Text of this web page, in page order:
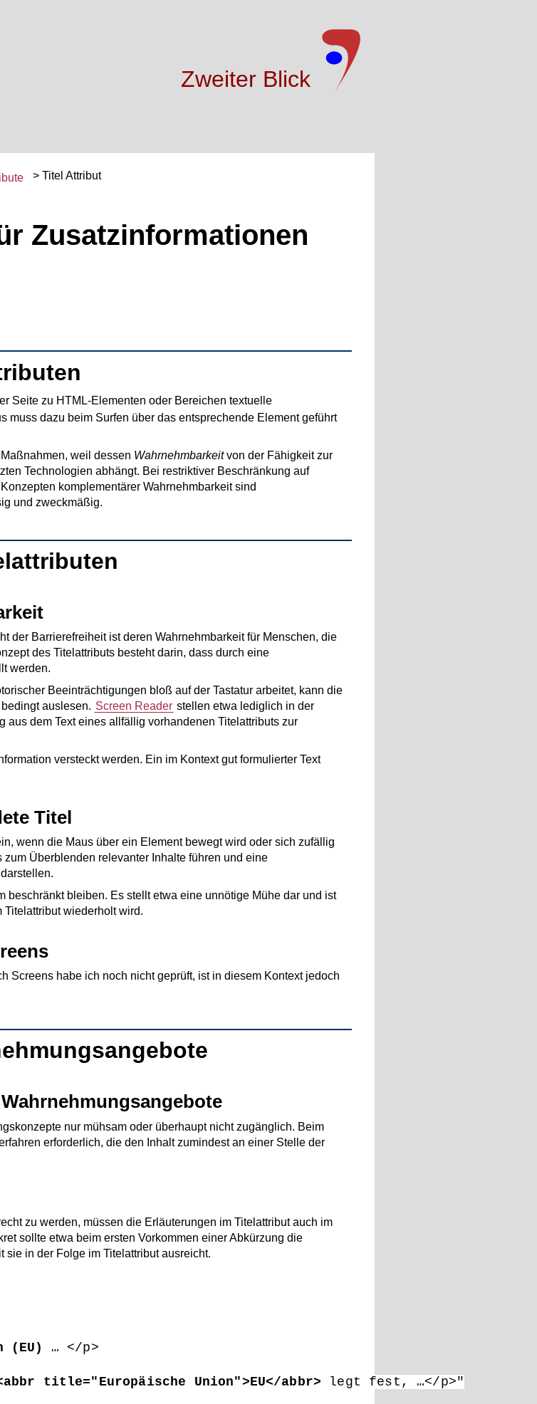
Zweiter Blick
Titel Attribut
Zusatzinformationen
Seite zu HTML-Elementen oder Bereichen textuelle
muss dazu beim Surfen über das entsprechende Element geführt
weil dessen Wahrnehmbarkeitvon der Fähigkeit zur
Technologien abhängt. Bei restriktiver Beschränkung auf
komplementärer Wahrnehmbarkeit sind
und zweckmäßig.
der Barrierefreiheit ist deren Wahrnehmbarkeit für Menschen, die
des Titelattributs besteht darin, dass durch eine
werden.
Beeinträchtigungen bloß auf der Tastatur arbeitet, kann die
auslesen. Screen Reader stellen etwa lediglich in der
aus dem Text eines allfällig vorhandenen Titelattributs zur
versteckt werden. Ein im Kontext gut formulierter Text
Titel
wenn die Maus über ein Element bewegt wird oder sich zufällig
Überblenden relevanter Inhalte führen und eine
beschränkt bleiben. Es stellt etwa eine unnötige Mühe dar und ist
wiederholt wird.
Screens habe ich noch nicht geprüft, ist in diesem Kontext jedoch
nur mühsam oder überhaupt nicht zugänglich. Beim
erforderlich, die den Inhalt zumindest an einer Stelle der
zu werden, müssen die Erläuterungen im Titelattribut auch im
sollte etwa beim ersten Vorkommen einer Abkürzung die
sie in der Folge im Titelattribut ausreicht.
(EU)
… </p>
title="Europäische Union">EU</abbr>